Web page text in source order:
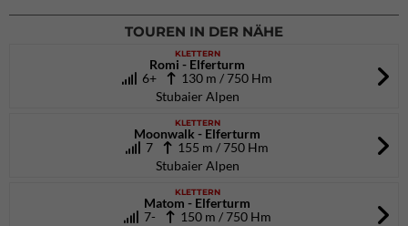
TOUREN IN DER NÄHE
KLETTERN
Romi - Elferturm
6+
130 m / 750 Hm
Stubaier Alpen
KLETTERN
Moonwalk - Elferturm
7
155 m / 750 Hm
Stubaier Alpen
KLETTERN
Matom - Elferturm
7- 150 m / 750 Hm